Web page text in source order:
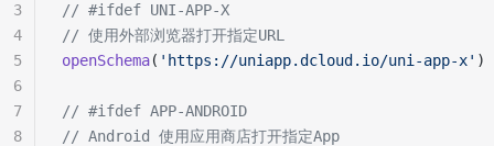
// #ifdef UNI-APP-X
// 使用外部浏览器打开指定URL
openSchema( 'https://uniapp.dcloud.io/uni-app-x' )
// #ifdef APP-ANDROID
// Android 使用应用商店打开指定App
3
4
5
6
7
8